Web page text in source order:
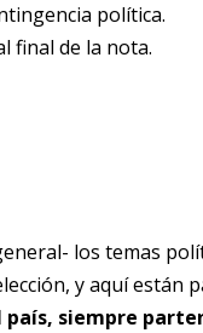
política.
final de la nota.
los temas
y aquí están
país, siempre